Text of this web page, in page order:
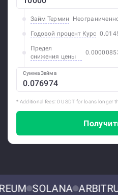
Займ Термин
Годовой процент Курс
Предел
снижения цены
Сумма Займа
* Additional fees: 0 USDT for loans longer
SOLANA